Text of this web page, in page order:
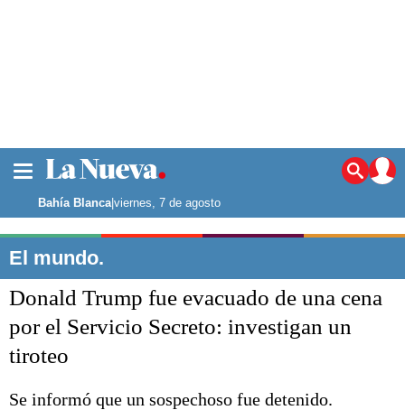
Noticias
La ciudad
Punta Alta
El mundo
Seguridad
Liga del Sur
Bahía Blanca|viernes, 7 de agosto
El mundo.
Donald Trump fue evacuado de una cena
por el Servicio Secreto: investigan un
tiroteo
Se informó que un sospechoso fue detenido.